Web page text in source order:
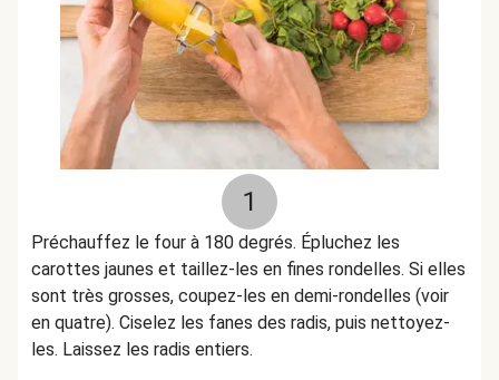
1
Préchauffez le four à 180 degrés. Épluchez les
carottes jaunes et taillez-les en fines rondelles. Si elles
sont très grosses, coupez-les en demi-rondelles (voir
en quatre). Ciselez les fanes des radis, puis nettoyez-
les. Laissez les radis entiers.